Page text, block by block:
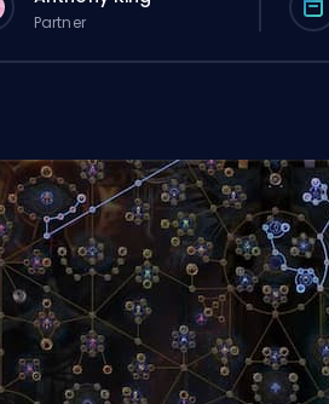
Partner